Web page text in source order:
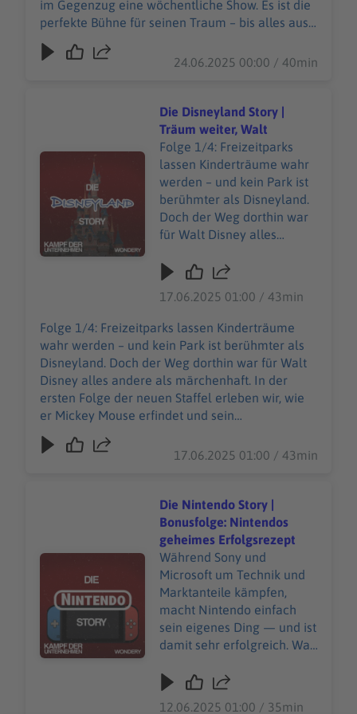
was wie ein Fiasko beginnt,
während Disneyland zur
schmiedet Walt heimlich
schon den nächsten großen
Plan – doch die Zeit läuft
gegen ihn. Unsere
allgemeinen
Datenschutzrichtlinien
finden Sie unter
https://art19.com/privacy.
Die Datenschutzrichtlinien
für Kalifornien sind unter
https://art19.com/privacy#
do-not-sell-my-info
im Gegenzug eine wöchentliche Show. Es ist die
perfekte Bühne für seinen Traum – bis alles aus
dem Ruder läuft. Die Eröffnung wird ein
Desaster. Live im TV. Doch was wie ein Fiasko
Gelddruckmaschine wird, schmiedet Walt
heimlich schon den nächsten großen Plan –
doch die Zeit läuft gegen ihn. Unsere
allgemeinen Datenschutzrichtlinien finden Sie
unter https://art19.com/privacy. Die
Datenschutzrichtlinien für Kalifornien sind unter
https://art19.com/privacy#do-not-sell-my-info
abrufbar.
24.06.2025 00:00 / 40min
Audiotitel - Die Disneyland Story | Träum weiter, Walt
Die Disneyland Story |
Träum weiter, Walt
Folge 1/4: Freizeitparks
lassen Kinderträume wahr
werden – und kein Park ist
berühmter als Disneyland.
Doch der Weg dorthin war
für Walt Disney alles
der ersten Folge der neuen
Mickey Mouse erfindet und
sein Animationsstudio
weltberühmt wird. Doch mit
dem Erfolg kommen die
Neider. Und als der Druck
auf Walt am größten ist,
entsteht aus einer
Freizeitpark, der
wird.Folge „Kampf der
Unternehmen“ jetzt in
deiner Podcast-App, um
keine Folge zu verpassen.
Unsere allgemeinen
Datenschutzrichtlinien
finden Sie unter
https://art19.com/privacy.
Die Datenschutzrichtlinien
für Kalifornien sind unter
https://art19.com/privacy#
do-not-sell-my-info
abrufbar.
17.06.2025 01:00 / 43min
Folge 1/4: Freizeitparks lassen Kinderträume
wahr werden – und kein Park ist berühmter als
Disneyland. Doch der Weg dorthin war für Walt
Disney alles andere als märchenhaft. In der
ersten Folge der neuen Staffel erleben wir, wie
er Mickey Mouse erfindet und sein
Animationsstudio weltberühmt wird. Doch mit
dem Erfolg kommen die Neider. Und als der
Freizeitpark, der Generationen verzaubern
wird.Folge „Kampf der Unternehmen“ jetzt in
deiner Podcast-App, um keine Folge zu
verpassen. Unsere allgemeinen
Datenschutzrichtlinien finden Sie unter
https://art19.com/privacy. Die
Datenschutzrichtlinien für Kalifornien sind unter
https://art19.com/privacy#do-not-sell-my-info
abrufbar.
17.06.2025 01:00 / 43min
Audiotitel - Die Nintendo Story | Bonusfolge: Nintendos
Die Nintendo Story |
Bonusfolge: Nintendos
geheimes Erfolgsrezept
Während Sony und
Microsoft um Technik und
Marktanteile kämpfen,
macht Nintendo einfach
sein eigenes Ding — und ist
damit sehr erfolgreich. Was
einzigartigen
12.06.2025 01:00 / 35min